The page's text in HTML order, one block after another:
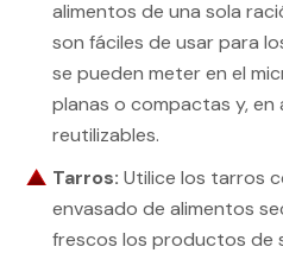
alimentos de una sola
son fáciles de usar para
se pueden meter en el
planas o compactas y, en
reutilizables.
Tarros: Utilice los tarros
envasado de alimentos
frescos los productos de